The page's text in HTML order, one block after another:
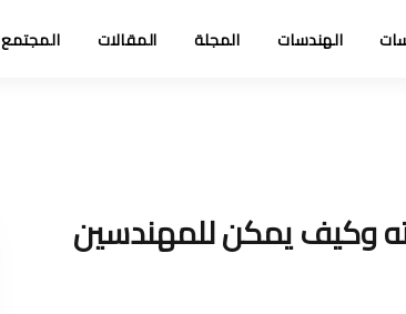
الهندسات المجلة المقالات المجتمع
وكيف يمكن للمهندسين